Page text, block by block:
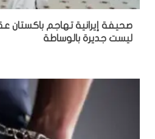
صحيفة إيرانية تهاجم باكستان
ليست جديرة بالوساطة